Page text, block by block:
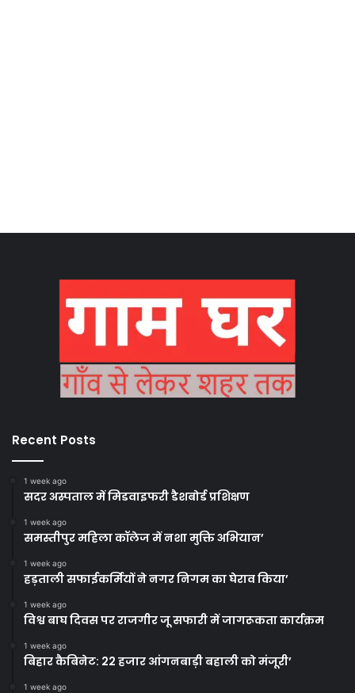
Recent Posts
1 week ago
सदर अस्पताल में मिडवाइफरी डैशबोर्ड प्रशिक्षण
1 week ago
समस्तीपुर महिला कॉलेज में नशा मुक्ति अभियान’
1 week ago
हड़ताली सफाईकर्मियों ने नगर निगम का घेराव किया’
1 week ago
विश्व बाघ दिवस पर राजगीर जू सफारी में जागरूकता कार्यक्रम
1 week ago
बिहार कैबिनेट: 22 हजार आंगनबाड़ी बहाली को मंजूरी’
1 week ago